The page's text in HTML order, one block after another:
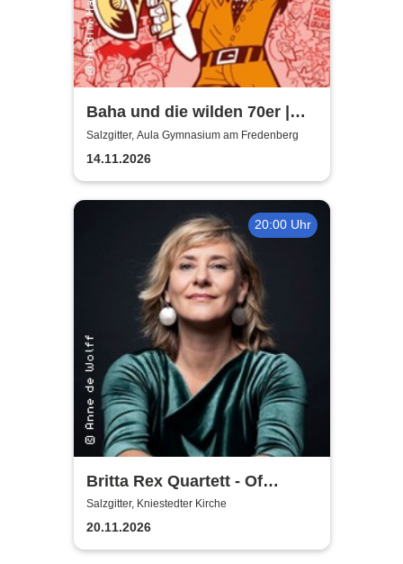
Baha und die wilden 70er |
Aula Gymnasium am
Fredenberg
Salzgitter, Aula Gymnasium am Fredenberg
14.11.2026
20:00 Uhr
Britta Rex Quartett - Of
Witches, Queens & Heroines
Salzgitter, Kniestedter Kirche
20.11.2026